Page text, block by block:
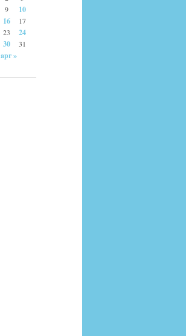
9 10
16
17
23 24
30 31
apr »